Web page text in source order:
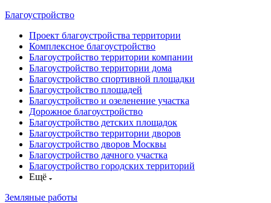
Благоустройство
Проект благоустройства территории
Комплексное благоустройство
Благоустройство территории компании
Благоустройство территории дома
Благоустройство спортивной площадки
Благоустройство площадей
Благоустройство и озеленение участка
Дорожное благоустройство
Благоустройство детских площадок
Благоустройство территории дворов
Благоустройство дворов Москвы
Благоустройство дачного участка
Благоустройство городских территорий
Ещё
Земляные работы